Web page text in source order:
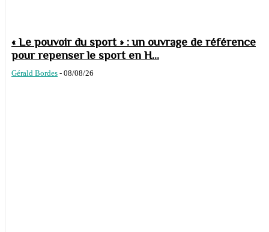
« Le pouvoir du sport » : un ouvrage de référence
pour repenser le sport en H...
Gérald Bordes - 08/08/26